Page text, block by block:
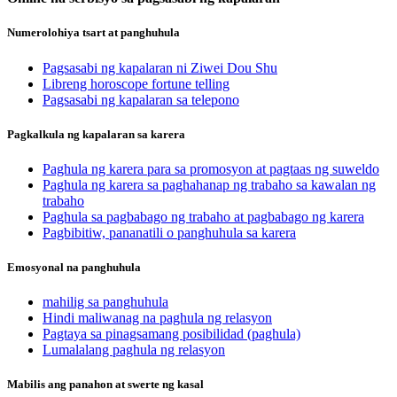
Numerolohiya tsart at panghuhula
Pagsasabi ng kapalaran ni Ziwei Dou Shu
Libreng horoscope fortune telling
Pagsasabi ng kapalaran sa telepono
Pagkalkula ng kapalaran sa karera
Paghula ng karera para sa promosyon at pagtaas ng suweldo
Paghula ng karera sa paghahanap ng trabaho sa kawalan ng
trabaho
Paghula sa pagbabago ng trabaho at pagbabago ng karera
Pagbibitiw, pananatili o panghuhula sa karera
Emosyonal na panghuhula
mahilig sa panghuhula
Hindi maliwanag na paghula ng relasyon
Pagtaya sa pinagsamang posibilidad (paghula)
Lumalalang paghula ng relasyon
Mabilis ang panahon at swerte ng kasal